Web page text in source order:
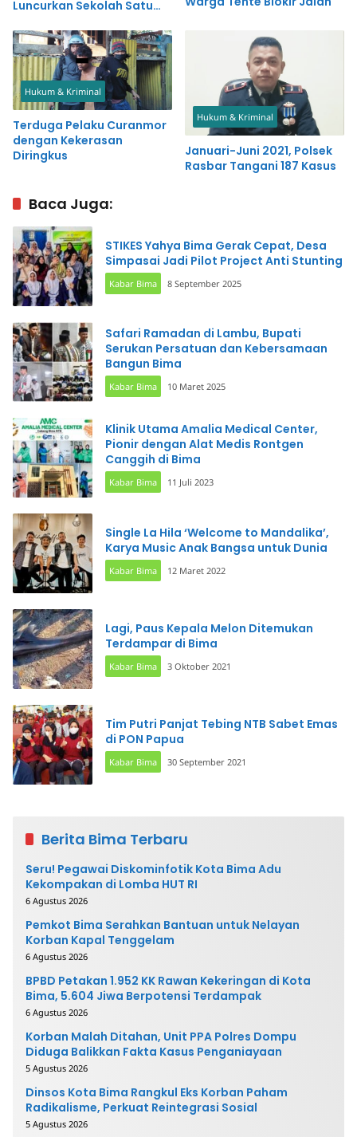
Luncurkan Sekolah Satu
Sekotong NTB
Hukum & Kriminal
Terduga Pelaku Curanmor
dengan Kekerasan
Diringkus
Hukum & Kriminal
Januari-Juni 2021, Polsek
Rasbar Tangani 187 Kasus
Baca Juga:
STIKES Yahya Bima Gerak Cepat, Desa
Simpasai Jadi Pilot Project Anti Stunting
Kabar Bima 8 September 2025
Safari Ramadan di Lambu, Bupati
Serukan Persatuan dan Kebersamaan
Bangun Bima
Kabar Bima 10 Maret 2025
Klinik Utama Amalia Medical Center,
Pionir dengan Alat Medis Rontgen
Canggih di Bima
Kabar Bima 11 Juli 2023
Single La Hila ‘Welcome to Mandalika’,
Karya Music Anak Bangsa untuk Dunia
Kabar Bima 12 Maret 2022
Lagi, Paus Kepala Melon Ditemukan
Terdampar di Bima
Kabar Bima 3 Oktober 2021
Tim Putri Panjat Tebing NTB Sabet Emas
di PON Papua
Kabar Bima 30 September 2021
Berita Bima Terbaru
Seru! Pegawai Diskominfotik Kota Bima Adu
Kekompakan di Lomba HUT RI
6 Agustus 2026
Pemkot Bima Serahkan Bantuan untuk Nelayan
Korban Kapal Tenggelam
6 Agustus 2026
BPBD Petakan 1.952 KK Rawan Kekeringan di Kota
Bima, 5.604 Jiwa Berpotensi Terdampak
6 Agustus 2026
Korban Malah Ditahan, Unit PPA Polres Dompu
Diduga Balikkan Fakta Kasus Penganiayaan
5 Agustus 2026
Dinsos Kota Bima Rangkul Eks Korban Paham
Radikalisme, Perkuat Reintegrasi Sosial
5 Agustus 2026